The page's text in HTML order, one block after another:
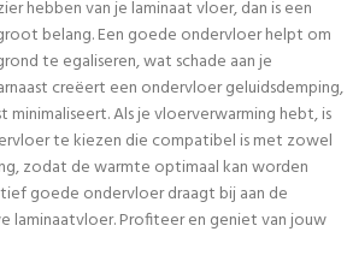
hebben van je laminaat vloer, dan is een
belang. Een goede ondervloer helpt om
te egaliseren, wat schade aan je
creëert een ondervloer geluidsdemping,
Als je vloerverwarming hebt, is
te kiezen die compatibel is met zowel
zodat de warmte optimaal kan worden
goede ondervloer draagt bij aan de
laminaatvloer. Profiteer en geniet van jouw